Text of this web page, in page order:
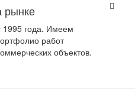
рынке
1995 года. Имеем
работ
объектов.